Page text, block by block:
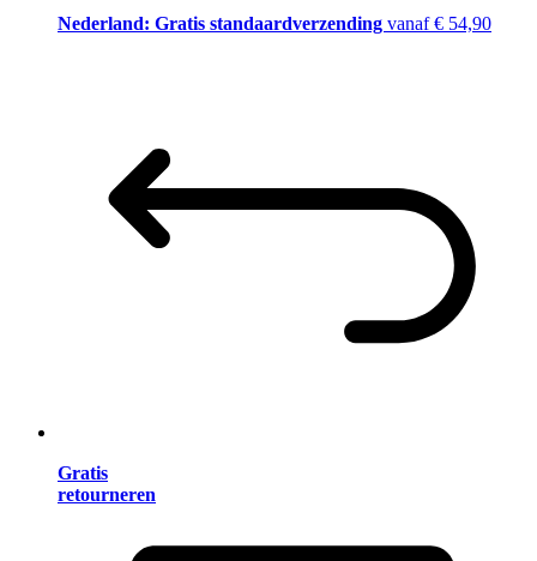
Nederland: Gratis standaardverzending vanaf € 54,90
Gratis
retourneren